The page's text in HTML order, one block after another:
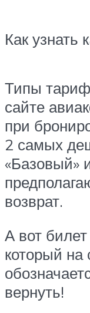
Как узнать
Типы
сайте
при
2 самых
«Базовый»
возврат.
А вот
который на
вернуть!